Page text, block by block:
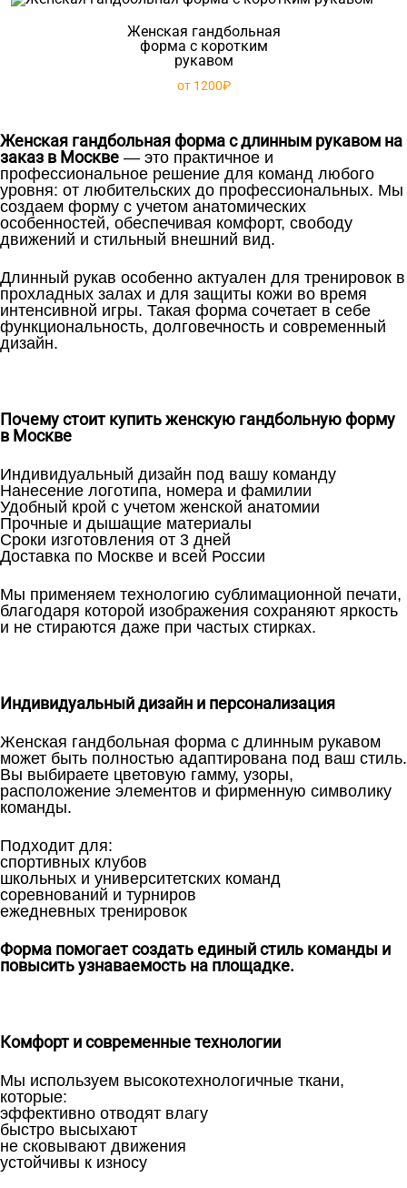
Женская гандбольная
форма с коротким
рукавом
от 1200₽
Женская гандбольная форма с длинным рукавом на
заказ в Москве — это практичное и
профессиональное решение для команд любого
уровня: от любительских до профессиональных. Мы
создаем форму с учетом анатомических
особенностей, обеспечивая комфорт, свободу
движений и стильный внешний вид.
Длинный рукав особенно актуален для тренировок в
прохладных залах и для защиты кожи во время
интенсивной игры. Такая форма сочетает в себе
функциональность, долговечность и современный
дизайн.
Почему стоит купить женскую гандбольную форму
в Москве
Индивидуальный дизайн под вашу команду
Нанесение логотипа, номера и фамилии
Удобный крой с учетом женской анатомии
Прочные и дышащие материалы
Сроки изготовления от 3 дней
Доставка по Москве и всей России
Мы применяем технологию сублимационной печати,
благодаря которой изображения сохраняют яркость
и не стираются даже при частых стирках.
Индивидуальный дизайн и персонализация
Женская гандбольная форма с длинным рукавом
может быть полностью адаптирована под ваш стиль.
Вы выбираете цветовую гамму, узоры,
расположение элементов и фирменную символику
команды.
Подходит для:
спортивных клубов
школьных и университетских команд
соревнований и турниров
ежедневных тренировок
Форма помогает создать единый стиль команды и
повысить узнаваемость на площадке.
Комфорт и современные технологии
Мы используем высокотехнологичные ткани,
которые:
эффективно отводят влагу
быстро высыхают
не сковывают движения
устойчивы к износу